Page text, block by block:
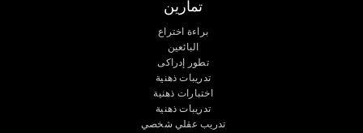
تمارين
براءة اختراع
البائعين
تطور إدراكى
تدريبات ذهنية
اختبارات ذهنية
تدريبات ذهنية
تدريب عقلي شخصي